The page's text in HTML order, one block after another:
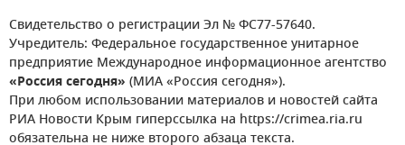
Свидетельство о регистрации Эл № ФС77-57640.
Учредитель: Федеральное государственное унитарное
предприятие Международное информационное агентство
«Россия сегодня» (МИА «Россия сегодня»).
При любом использовании материалов и новостей сайта
РИА Новости Крым гиперссылка на https://crimea.ria.ru
обязательна не ниже второго абзаца текста.